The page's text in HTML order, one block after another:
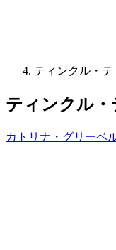
ティンクル・
ティンクル
カトリナ・グリーベ